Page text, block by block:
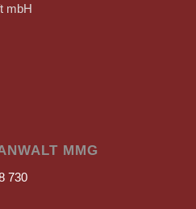
mbH
MMG
730